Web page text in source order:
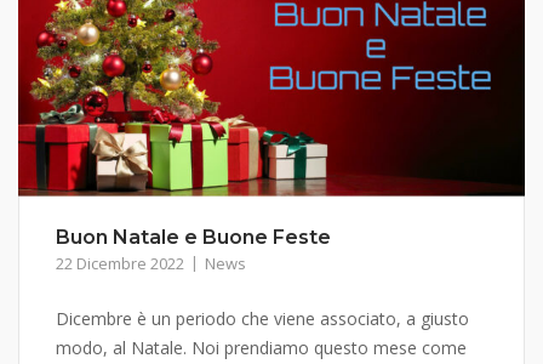
Buon Natale e Buone Feste
22 Dicembre 2022 News
Dicembre è un periodo che viene associato, a giusto
modo, al Natale. Noi prendiamo questo mese come